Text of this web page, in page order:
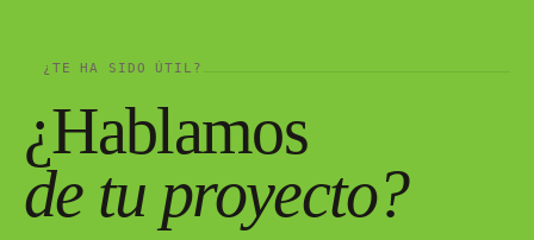
¿TE HA SIDO ÚTIL?
¿Hablamos
de tu proyecto?